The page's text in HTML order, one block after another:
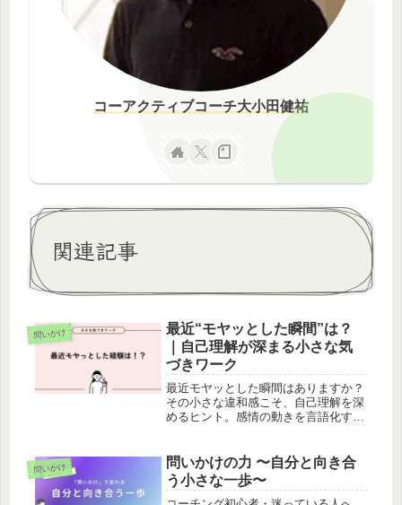
コーアクティブコーチ大小田健祐
関連記事
問いかけ
最近“モヤッとした瞬間”は？
｜自己理解が深まる小さな気
づきワーク
最近モヤッとした瞬間はありますか？
その小さな違和感こそ、自己理解を深
めるヒント。感情の動きを言語化する
づきを共有しましょう。
問いかけ
問いかけの力 〜自分と向き合
う小さな一歩〜